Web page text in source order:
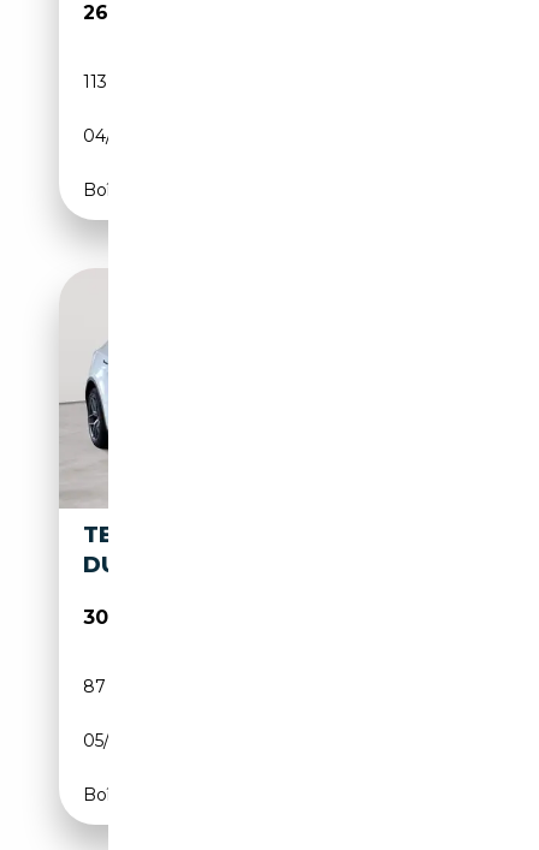
26 750€
113 569 km
04/2023
Boîte automatique
TESLA MODEL Y LONG RANGE
DUAL MOTOR AWD
30 590€
87 750 km
05/2023
Boîte automatique